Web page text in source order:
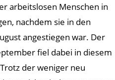
arbeitslosen Menschen in
nachdem sie in den
angestiegen war. Der
fiel dabei in diesem
der weniger neu